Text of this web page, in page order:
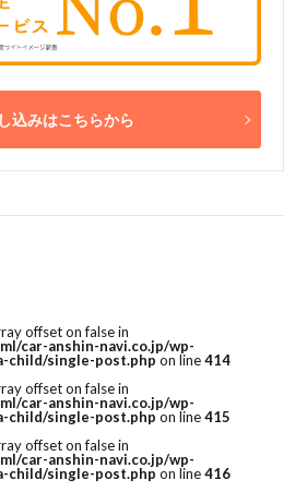
込みはこちらから
offset on false in
car-anshin-navi.co.jp/wp-
child/single-post.php on line414
offset on false in
car-anshin-navi.co.jp/wp-
child/single-post.php on line415
offset on false in
car-anshin-navi.co.jp/wp-
child/single-post.php on line416